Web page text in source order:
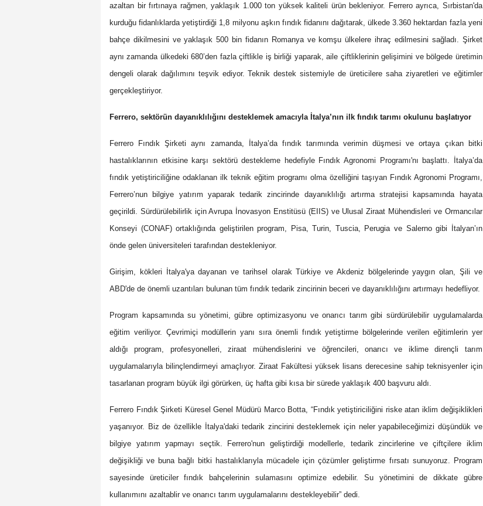
azaltan bir fırtınaya rağmen, yaklaşık 1.000 ton yüksek kaliteli ürün bekleniyor. Ferrero ayrıca, Sırbistan'da
kurduğu fidanlıklarda yetiştirdiği 1,8 milyonu aşkın fındık fidanını dağıtarak, ülkede 3.360 hektardan fazla yeni
bahçe dikilmesini ve yaklaşık 500 bin fidanın Romanya ve komşu ülkelere ihraç edilmesini sağladı. Şirket
aynı zamanda ülkedeki 680’den fazla çiftlikle iş birliği yaparak, aile çiftliklerinin gelişimini ve bölgede üretimin
dengeli olarak dağılımını teşvik ediyor. Teknik destek sistemiyle de üreticilere saha ziyaretleri ve eğitimler
gerçekleştiriyor.
Ferrero, sektörün dayanıklılığını desteklemek amacıyla İtalya’nın ilk fındık tarımı okulunu başlatıyor
Ferrero Fındık Şirketi aynı zamanda, İtalya’da fındık tarımında verimin düşmesi ve ortaya çıkan bitki
hastalıklarının etkisine karşı sektörü destekleme hedefiyle Fındık Agronomi Programı'nı başlattı. İtalya’da
fındık yetiştiriciliğine odaklanan ilk teknik eğitim programı olma özelliğini taşıyan Fındık Agronomi Programı,
Ferrero’nun bilgiye yatırım yaparak tedarik zincirinde dayanıklılığı artırma stratejisi kapsamında hayata
geçirildi. Sürdürülebilirlik için Avrupa İnovasyon Enstitüsü (EIIS) ve Ulusal Ziraat Mühendisleri ve Ormancılar
Konseyi (CONAF) ortaklığında geliştirilen program, Pisa, Turin, Tuscia, Perugia ve Salerno gibi İtalyan’ın
önde gelen üniversiteleri tarafından destekleniyor.
Girişim, kökleri İtalya'ya dayanan ve tarihsel olarak Türkiye ve Akdeniz bölgelerinde yaygın olan, Şili ve
ABD'de de önemli uzantıları bulunan tüm fındık tedarik zincirinin beceri ve dayanıklılığını artırmayı hedefliyor.
Program kapsamında su yönetimi, gübre optimizasyonu ve onarıcı tarım gibi sürdürülebilir uygulamalarda
eğitim veriliyor. Çevrimiçi modüllerin yanı sıra önemli fındık yetiştirme bölgelerinde verilen eğitimlerin yer
aldığı program, profesyonelleri, ziraat mühendislerini ve öğrencileri, onarıcı ve iklime dirençli tarım
uygulamalarıyla bilinçlendirmeyi amaçlıyor. Ziraat Fakültesi yüksek lisans derecesine sahip teknisyenler için
tasarlanan program büyük ilgi görürken, üç hafta gibi kısa bir sürede yaklaşık 400 başvuru aldı.
Ferrero Fındık Şirketi Küresel Genel Müdürü Marco Botta, “Fındık yetiştiriciliğini riske atan iklim değişiklikleri
yaşanıyor. Biz de özellikle İtalya'daki tedarik zincirini desteklemek için neler yapabileceğimizi düşündük ve
bilgiye yatırım yapmayı seçtik. Ferrero'nun geliştirdiği modellerle, tedarik zincirlerine ve çiftçilere iklim
değişikliği ve buna bağlı bitki hastalıklarıyla mücadele için çözümler geliştirme fırsatı sunuyoruz. Program
sayesinde üreticiler fındık bahçelerinin sulamasını optimize edebilir. Su yönetimini de dikkate gübre
kullanımını azaltablir ve onarıcı tarım uygulamalarını destekleyebilir” dedi.